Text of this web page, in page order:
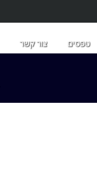
טפסים צור קשר